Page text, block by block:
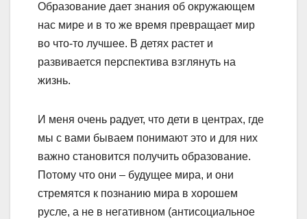
Образование дает знания об окружающем
нас мире и в то же время превращает мир
во что-то лучшее. В детях растет и
развивается перспектива взглянуть на
жизнь.
И меня очень радует, что дети в центрах, где
мы с вами бываем понимают это и для них
важно становится получить образование.
Потому что они – будущее мира, и они
стремятся к познанию мира в хорошем
русле, а не в негативном (антисоциальное